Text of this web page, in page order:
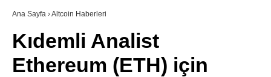
TikTok
SÖZLÜK
Ana Sayfa ›Altcoin Haberleri
Kıdemli Analist
Ethereum (ETH) için